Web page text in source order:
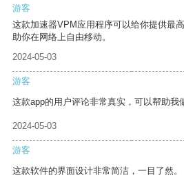
游客
这款加速器VPM应用程序可以给你提供最
助你在网络上自由移动。
2024-05-03
游客
这款app的用户评论非常真实，可以帮助我
2024-05-03
游客
这款软件的界面设计非常简洁，一目了然。